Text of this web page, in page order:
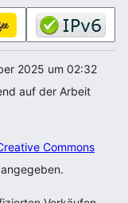
2025 um 02:32
auf der Arbeit
Commons